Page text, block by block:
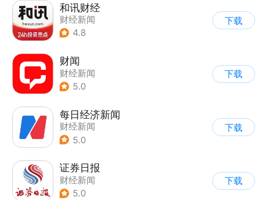
和讯财经
财经新闻
4.8
下载
财闻
财经新闻
5.0
下载
每日经济新闻
财经新闻
5.0
下载
证券日报
财经新闻
5.0
下载